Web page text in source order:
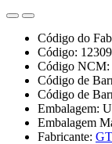
Código do
Código:
Código NCM:
Código de
Código de
Embalagem:
Embalagem
Fabricante: